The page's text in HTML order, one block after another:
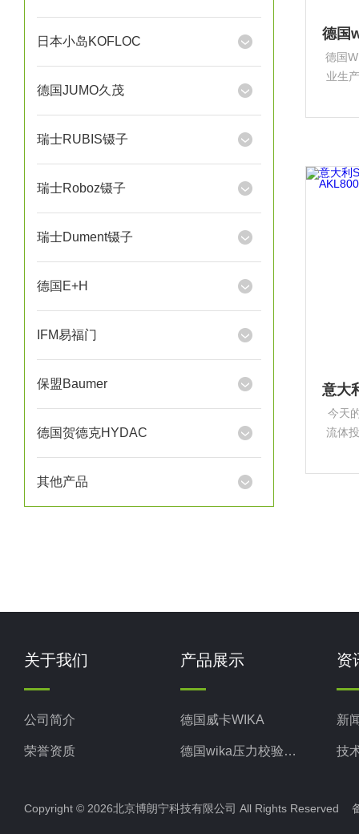
日本小岛KOFLOC
德国JUMO久茂
瑞士RUBIS镊子
瑞士Roboz镊子
瑞士Dument镊子
德国E+H
IFM易福门
保盟Baumer
德国贺德克HYDAC
其他产品
德国
业生
根堡
今天
流体
司和
关于我们
公司简介
荣誉资质
产品展示
德国威卡WIKA
德国wika压力校验系统
美国固瑞克GRACO
资
新
技
Copyright © 2026北京博朗宁科技有限公司 All Rights Reserved